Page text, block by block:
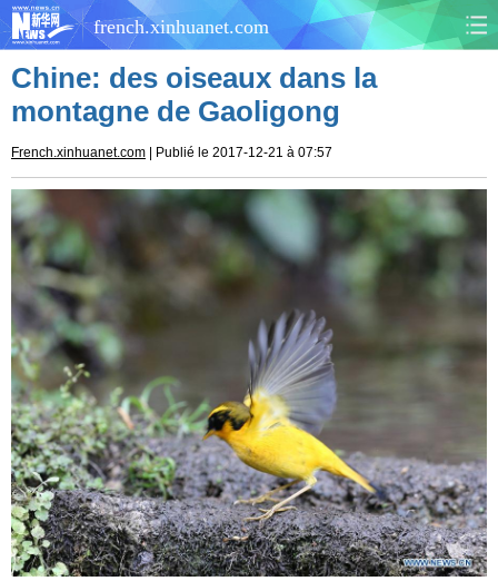
french.xinhuanet.com
CHINE MONDE
CULTURE SOCIÉTÉ
SPORTS
SCI&TECH
TOURISME DOCUMENTS
DOSSIERS
VIDÉOS
Chine: des oiseaux dans la
montagne de Gaoligong
French.xinhuanet.com | Publié le 2017-12-21 à 07:57